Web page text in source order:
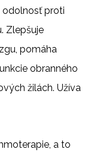
proti
Zlepšuje
pomáha
obranného
žilách. Užíva
a to